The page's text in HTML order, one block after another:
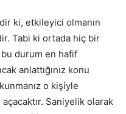
ki, etkileyici olmanın
Tabi ki ortada hiç bir
durum en hafif
anlattığınız konu
o kişiyle
Saniyelik olarak